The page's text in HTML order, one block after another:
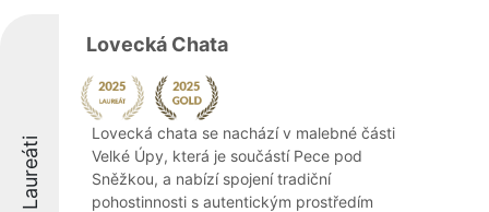
Laureáti
Lovecká Chata
Lovecká chata se nachází v malebné části
Velké Úpy, která je součástí Pece pod
Sněžkou, a nabízí spojení tradiční
pohostinnosti s autentickým prostředím